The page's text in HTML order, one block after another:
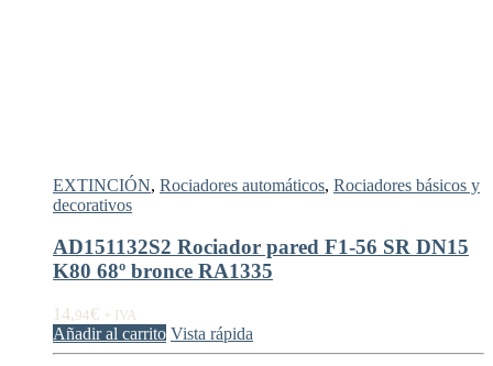
EXTINCIÓN, Rociadores automáticos, Rociadores básicos y
decorativos
AD151132S2 Rociador pared F1-56 SR DN15
K80 68º bronce RA1335
14,94€ + IVA
Añadir al carrito Vista rápida